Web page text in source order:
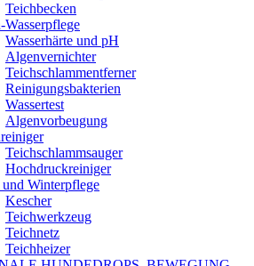
Teichbecken
Wasserpflege
Wasserhärte und pH
Algenvernichter
Teichschlammentferner
Reinigungsbakterien
Wassertest
Algenvorbeugung
Teichschlammsauger
Hochdruckreiniger
Winterpflege
Kescher
Teichwerkzeug
Teichnetz
Teichheizer